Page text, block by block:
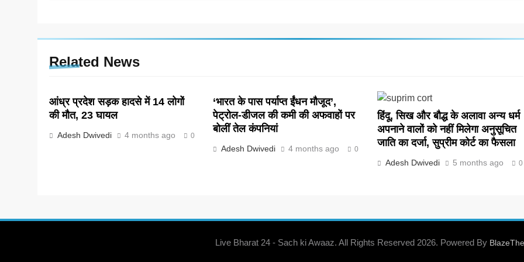
Related News
आंध्र प्रदेश सड़क हादसे में 14 लोगों
की मौत, 23 घायल
Adesh Dwivedi 4 months ago 0
‘भारत के पास पर्याप्त ईंधन मौजूद’,
पेट्रोल-डीजल की कमी की अफवाहों पर
बोलीं तेल कंपनियां
Adesh Dwivedi 4 months ago 0
हिंदू, सिख और बौद्ध के अलावा अन्य धर्म
अपनाने वालों को नहीं मिलेगा अनुसूचित
जाति का दर्जा, सुप्रीम कोर्ट का फैसला
Adesh Dwivedi 5 months ago 0
Live Bharat 24 - Sach ki Awaaz. All Rights Reserved 2026. Powered By